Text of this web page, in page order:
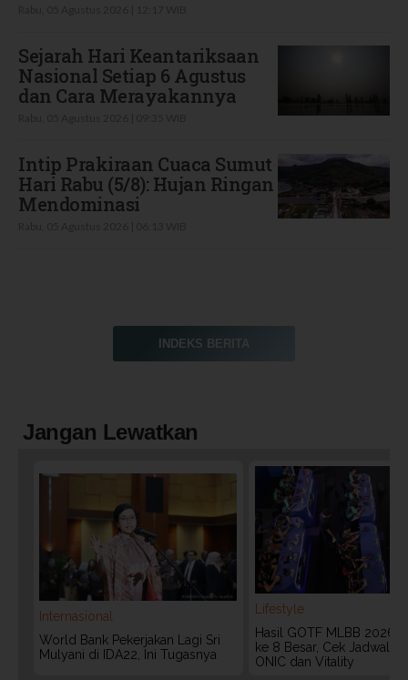
Sejarah Hari Keantariksaan
Nasional Setiap 6 Agustus
dan Cara Merayakannya
Intip Prakiraan Cuaca Sumut
Hari Rabu (5/8): Hujan Ringan
Mendominasi
INDEKS BERITA
Jangan Lewatkan
Internasional
World Bank Pekerjakan Lagi Sri
Mulyani di IDA22, Ini Tugasnya
Lifestyle
Hasil GOTF MLBB 2026:
ke 8 Besar, Cek Jadwal
ONIC dan Vitality